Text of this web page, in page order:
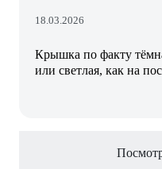
18.03.2026
Крышка по факту
или светлая, как на